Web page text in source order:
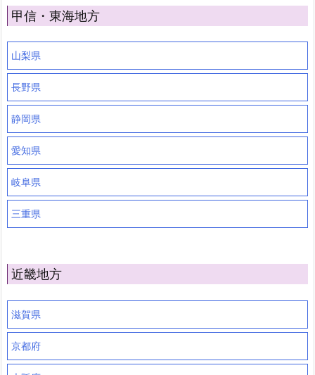
甲信・東海地方
山梨県
長野県
静岡県
愛知県
岐阜県
三重県
近畿地方
滋賀県
京都府